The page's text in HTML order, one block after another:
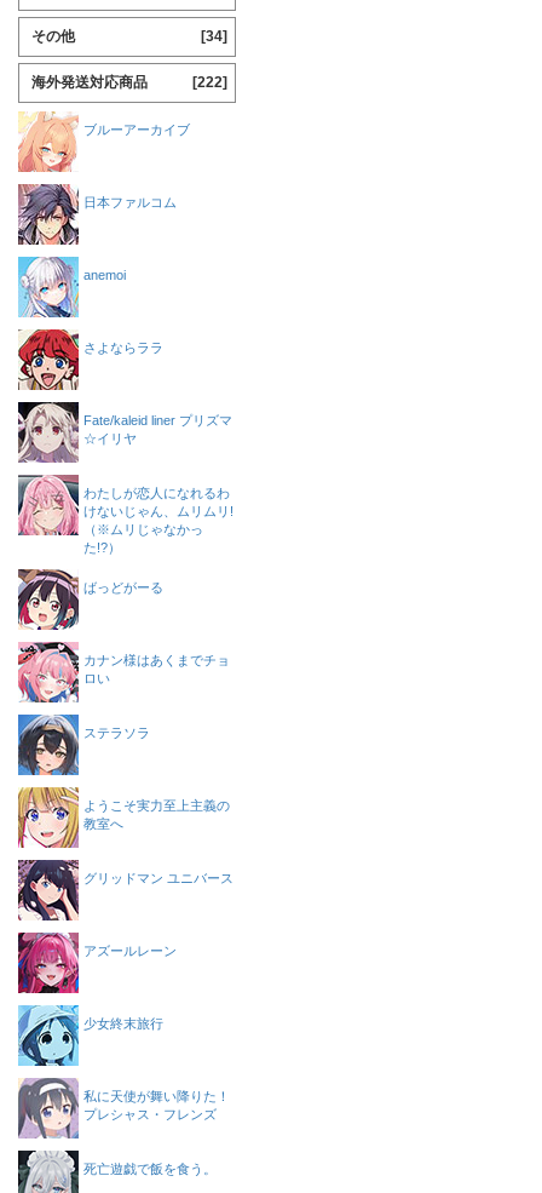
その他 [34]
海外発送対応商品 [222]
ブルーアーカイブ
日本ファルコム
anemoi
さよならララ
Fate/kaleid liner プリズマ
☆イリヤ
わたしが恋人になれるわ
けないじゃん、ムリムリ!
（※ムリじゃなかっ
た!?）
ばっどがーる
カナン様はあくまでチョ
ロい
ステラソラ
ようこそ実力至上主義の
教室へ
グリッドマン ユニバース
アズールレーン
少女終末旅行
私に天使が舞い降りた！
プレシャス・フレンズ
死亡遊戯で飯を食う。